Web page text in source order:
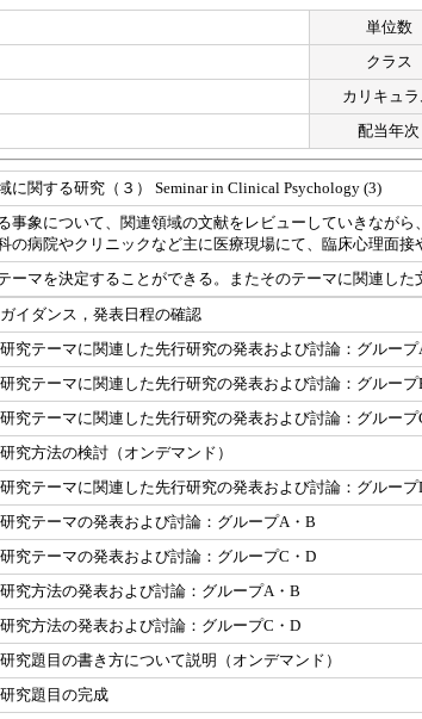
単位数
クラス
カリキュラ
配当年次
に関する研究（３） Seminar in Clinical Psychology (3)
事象について、関連領域の文献をレビューしていきなが
の病院やクリニックなど主に医療現場にて、臨床心理面接
ーマを決定することができる。またそのテーマに関連した
ガイダンス，発表日程の確認
研究テーマに関連した先行研究の発表および討論：グループ
研究テーマに関連した先行研究の発表および討論：グループ
研究テーマに関連した先行研究の発表および討論：グループ
研究方法の検討（オンデマンド）
研究テーマに関連した先行研究の発表および討論：グループ
研究テーマの発表および討論：グループA・B
研究テーマの発表および討論：グループC・D
研究方法の発表および討論：グループA・B
研究方法の発表および討論：グループC・D
研究題目の書き方について説明（オンデマンド）
研究題目の完成